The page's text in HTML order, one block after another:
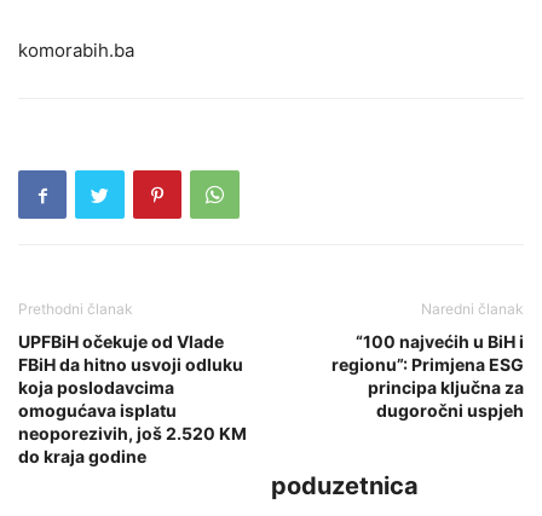
komorabih.ba
Prethodni članak
UPFBiH očekuje od Vlade
FBiH da hitno usvoji odluku
koja poslodavcima
omogućava isplatu
neoporezivih, još 2.520 KM
do kraja godine
Naredni članak
“100 najvećih u BiH i
regionu”: Primjena ESG
principa ključna za
dugoročni uspjeh
poduzetnica